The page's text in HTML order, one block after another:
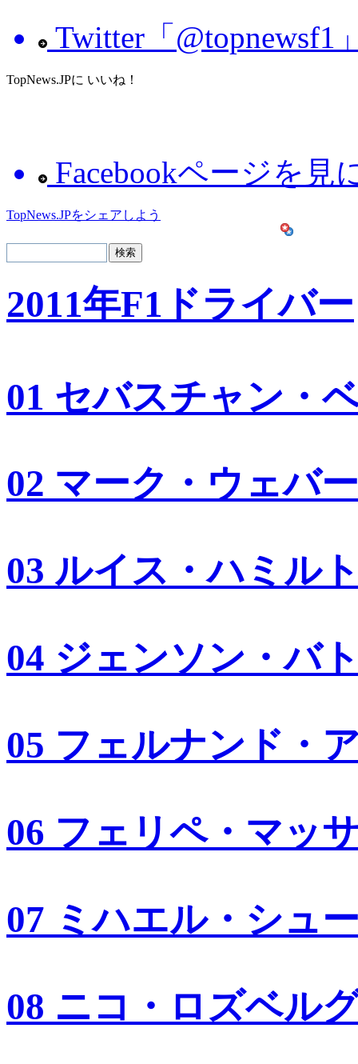
Twitter「@topnewsf1
TopNews.JPに いいね！
Facebookページを見
TopNews.JPをシェアしよう
2011年F1ドライバー
01 セバスチャン・
02 マーク・ウェバー
03 ルイス・ハミル
04 ジェンソン・バ
05 フェルナンド・
06 フェリペ・マッ
07 ミハエル・シュ
08 ニコ・ロズベル